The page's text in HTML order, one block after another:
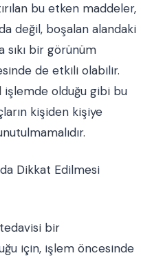
bu etken maddeler,
değil, boşalan alandaki
sıkı bir görünüm
de etkili olabilir.
olduğu gibi bu
kişiden kişiye
Dikkat Edilmesi
bir
için, işlem öncesinde